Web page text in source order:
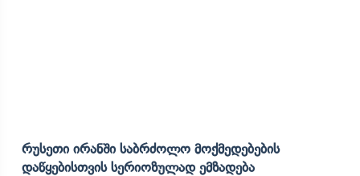
Რუსეთი Ირანში Საბრძოლო Მოქმედებების
Დაწყებისთვის Სერიოზულად Ემზადება